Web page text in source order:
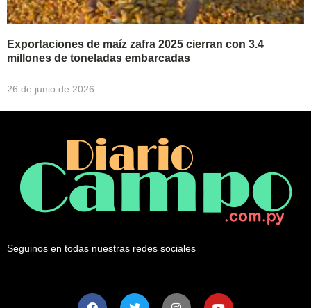
Exportaciones de maíz zafra 2025 cierran con 3.4
millones de toneladas embarcadas
26 de junio de 2026
Seguinos en todas nuestras redes sociales